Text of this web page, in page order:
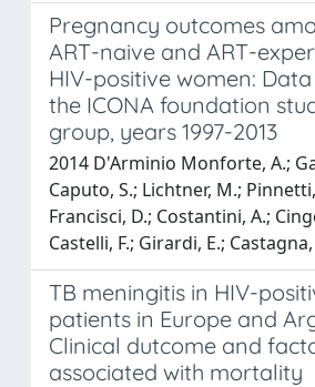
Pregnancy outcomes
ART-naive and ART-
HIV-positive women:
the ICONA foundation
group, years 1997-2013
2014 D'Arminio Monforte, A.;
Caputo, S.; Lichtner, M.;
Francisci, D.; Costantini, A.;
Castelli, F.; Girardi, E.;
TB meningitis in HIV-
patients in Europe and
Clinical dutcome and
associated with mortality